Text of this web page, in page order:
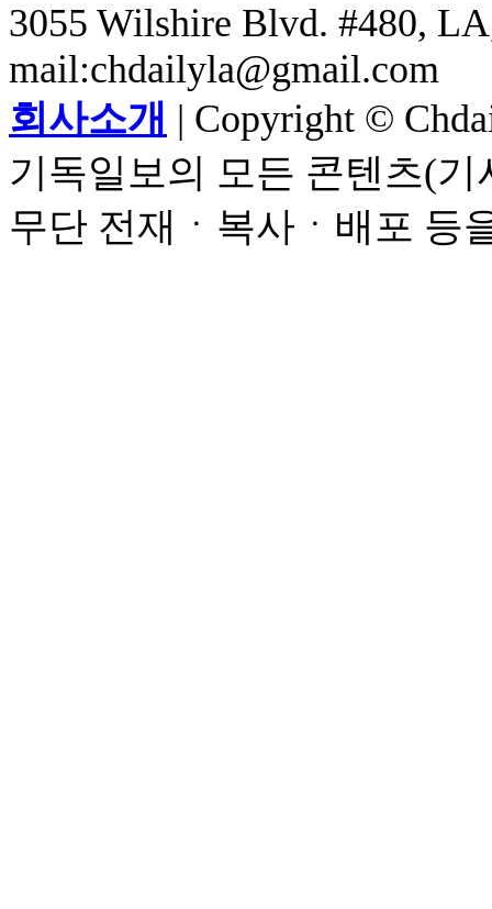
3055 Wilshire Blvd. #480,
mail:chdailyla@gmail.com
회사소개 | Copyright ©
기독일보의 모든 콘텐츠(
무단 전재ㆍ복사ㆍ배포 등